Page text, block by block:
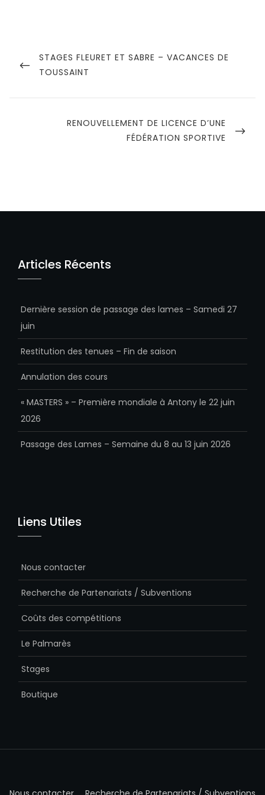
de
l’article
PREVIOUS
POST
STAGES FLEURET ET SABRE – VACANCES DE
TOUSSAINT
NEXT
RENOUVELLEMENT DE LICENCE D’UNE
FÉDÉRATION SPORTIVE
Articles Récents
Dernière session de passage des lames – Samedi 27
juin
Restitution des tenues – Fin de saison
Annulation des cours
« MASTERS » – Première mondiale à Antony le 22 juin
2026
Passage des Lames – Semaine du 8 au 13 juin 2026
Liens Utiles
Nous contacter
Recherche de Partenariats / Subventions
Coûts des compétitions
Le Palmarès
Stages
Boutique